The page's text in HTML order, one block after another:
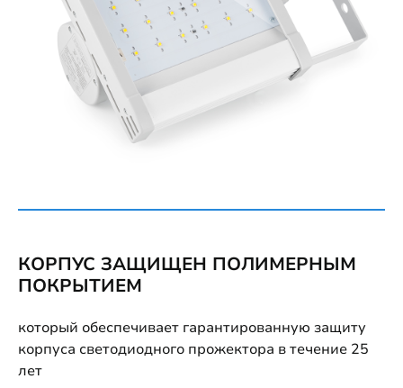
КОРПУС ЗАЩИЩЕН ПОЛИМЕРНЫМ
ПОКРЫТИЕМ
который обеспечивает гарантированную защиту
корпуса светодиодного прожектора в течение 25
лет